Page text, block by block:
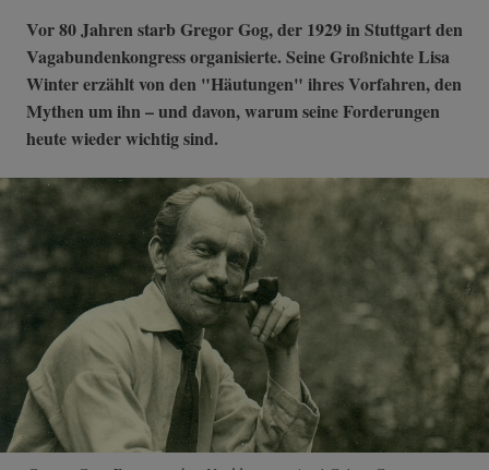
Vor 80 Jahren starb Gregor Gog, der 1929 in Stuttgart den
Vagabundenkongress organisierte. Seine Großnichte Lisa
Winter erzählt von den "Häutungen" ihres Vorfahren, den
Mythen um ihn – und davon, warum seine Forderungen
heute wieder wichtig sind.